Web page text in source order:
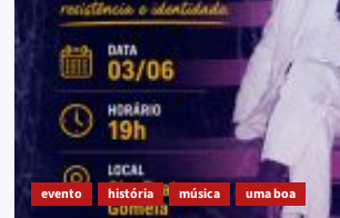
evento história música uma boa